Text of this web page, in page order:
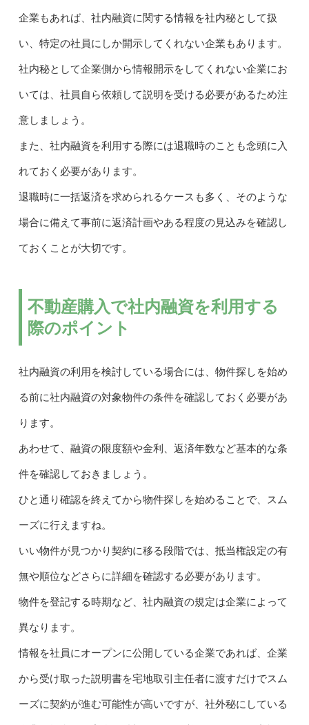
企業もあれば、社内融資に関する情報を社内秘として扱
い、特定の社員にしか開示してくれない企業もあります。
社内秘として企業側から情報開示をしてくれない企業にお
いては、社員自ら依頼して説明を受ける必要があるため注
意しましょう。
また、社内融資を利用する際には退職時のことも念頭に入
れておく必要があります。
退職時に一括返済を求められるケースも多く、そのような
場合に備えて事前に返済計画やある程度の見込みを確認し
ておくことが大切です。
不動産購入で社内融資を利用する
際のポイント
社内融資の利用を検討している場合には、物件探しを始め
る前に社内融資の対象物件の条件を確認しておく必要があ
ります。
あわせて、融資の限度額や金利、返済年数など基本的な条
件を確認しておきましょう。
ひと通り確認を終えてから物件探しを始めることで、スム
ーズに行えますね。
いい物件が見つかり契約に移る段階では、抵当権設定の有
無や順位などさらに詳細を確認する必要があります。
物件を登記する時期など、社内融資の規定は企業によって
異なります。
情報を社員にオープンに公開している企業であれば、企業
から受け取った説明書を宅地取引主任者に渡すだけでスム
ーズに契約が進む可能性が高いですが、社外秘にしている